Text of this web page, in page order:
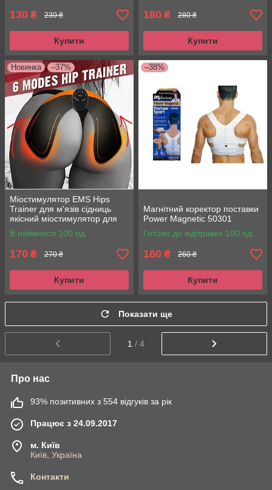
130 ₴ 230 ₴
Купити
180 ₴ 280 ₴
Купити
Новинка –37%
Міостимулятор EMS Hips
Trainer для м'язів сідниць
якісний міостимулятор для
сідниць
В наявності 100 од.
170 ₴ 270 ₴
Купити
–38%
Магнітний коректор поставки
Power Magnetic 50301
Готово до відправки 100 од.
160 ₴ 260 ₴
Купити
Показати ще
1 / 4
Про нас
93% позитивних з 554 відгуків за рік
Працює з 24.09.2017
м. Київ
Київ, Україна
Контакти